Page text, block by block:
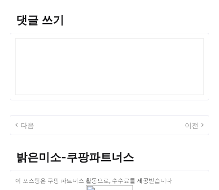
댓글 쓰기
다음 이전
밝은미소-쿠팡파트너스
이 포스팅은 쿠팡 파트너스 활동으로, 수수료를 제공받습니다